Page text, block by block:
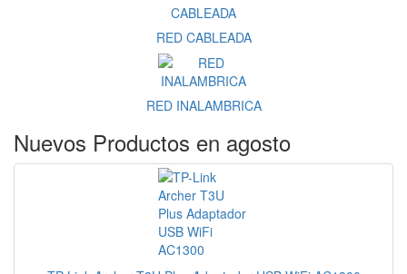
RED CABLEADA
RED INALAMBRICA
Nuevos Productos en agosto